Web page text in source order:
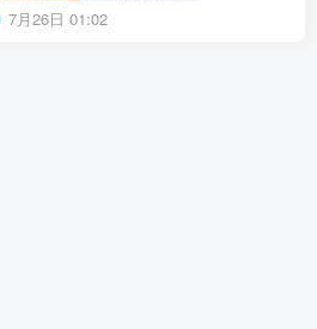
7月26日 01:02